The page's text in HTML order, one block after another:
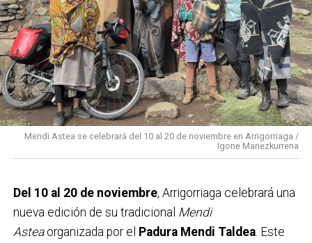
2019. En el ámbito económico, se destinan40.500
eurosa ayudas para formación e inserción laboral, y
se mantiene la campaña dearrigobonos para
reforzar el comercio local. Además, las cuentas
recogen partidas paraMedio Ambiente, Euskera,
Cultura y Deporte, con el propósito de fomentar el
bienestar social y el desarrollo integral del municipio
Mendi Astea se celebrará del 10 al 20 de noviembre en Arrigorriaga /
Igone Mariezkurrena
Del 10 al 20 de noviembre, Arrigorriaga celebrará una
nueva edición de su tradicional Mendi
Asteaorganizada por el Padura Mendi Taldea. Este